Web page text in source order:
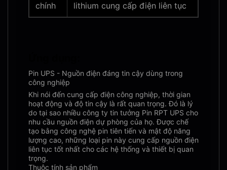
chính
lithium cung cấp điện liên tục
Pin UPS - Nguồn điện đáng tin cậy dùng trong
công nghiệp
Khi nói đến cung cấp điện công nghiệp, thời gian
hoạt động và độ tin cậy là rất quan trọng. Đó là lý
do tại sao nhiều công ty tin tưởng Pin RPT UPS cho
nhu cầu nguồn điện dự phòng của họ. Được chế
tạo bằng công nghệ pin tiên tiến và mật độ năng
lượng cao, những loại pin này cung cấp nguồn điện
liên tục tốt nhất cho các hệ thống và thiết bị quan
trọng.
Thuộc tính sản phẩm